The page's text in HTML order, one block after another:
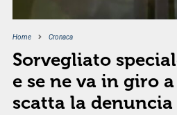
Home Cronaca
Sorvegliato
e se ne va in giro a
scatta la